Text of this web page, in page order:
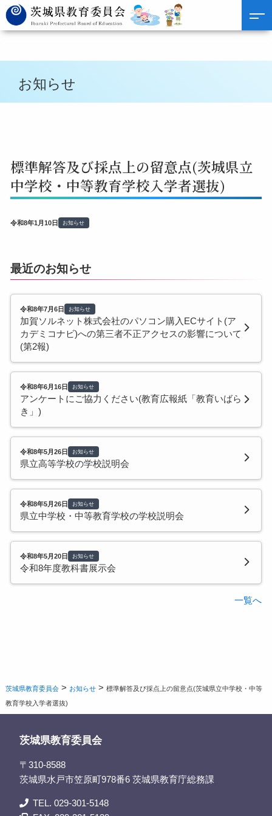
お知らせ
標準解答及び採点上の留意点(茨城県立
中学校・中等教育学校入学者選抜)
令和8年1月10日 お知らせ
最近のお知らせ
令和8年7月6日 お知らせ
加賀ソルネット株式会社のパソコン購入ECサイト(ア
カデミコナビ)への第三者不正アクセスの影響について
(第2報)
令和8年6月16日 お知らせ
アンケートにご協力ください(教育広報紙「教育いばら
き」)
令和8年5月26日 お知らせ
県立高等学校の学校説明会
令和8年5月26日 お知らせ
県立中学校・中等教育学校の学校説明会
令和8年5月20日 お知らせ
令和8年度教科書展示会
一覧へ
茨城県教育委員会 > お知らせ >標準解答及び採点上の留意点(茨城県立中学校・中等
教育学校入学者選抜)
茨城県教育委員会
〒310-8588
茨城県水戸市笠原町978番6 茨城県教育庁総務課
TEL. 029-301-5148